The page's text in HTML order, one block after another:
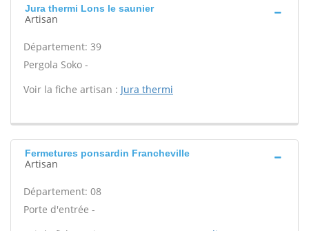
Jura thermi Lons le saunier
Artisan
Département: 39
Pergola Soko -
Voir la fiche artisan : Jura thermi
Fermetures ponsardin Francheville
Artisan
Département: 08
Porte d'entrée -